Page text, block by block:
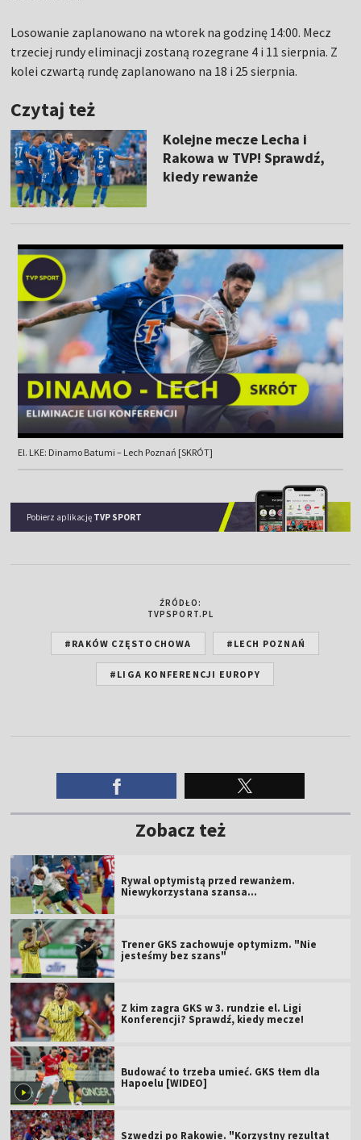
Losowanie zaplanowano na wtorek na godzinę 14:00. Mecz
trzeciej rundy eliminacji zostaną rozegrane 4 i 11 sierpnia. Z
kolei czwartą rundę zaplanowano na 18 i 25 sierpnia.
Czytaj też
Kolejne mecze Lecha i
Rakowa w TVP! Sprawdź,
kiedy rewanże
El. LKE: Dinamo Batumi – Lech Poznań [SKRÓT]
Pobierz aplikację TVP SPORT
ŹRÓDŁO:
TVPSPORT.PL
#RAKÓW CZĘSTOCHOWA #LECH POZNAŃ
#LIGA KONFERENCJI EUROPY
Zobacz też
Rywal optymistą przed rewanżem.
Niewykorzystana szansa...
Trener GKS zachowuje optymizm. "Nie
jesteśmy bez szans"
Z kim zagra GKS w 3. rundzie el. Ligi
Konferencji? Sprawdź, kiedy mecze!
Budować to trzeba umieć. GKS tłem dla
Hapoelu [WIDEO]
Szwedzi po Rakowie. "Korzystny rezultat